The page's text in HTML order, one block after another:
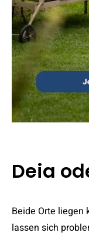
Deia
Beide Orte liegen
lassen sich